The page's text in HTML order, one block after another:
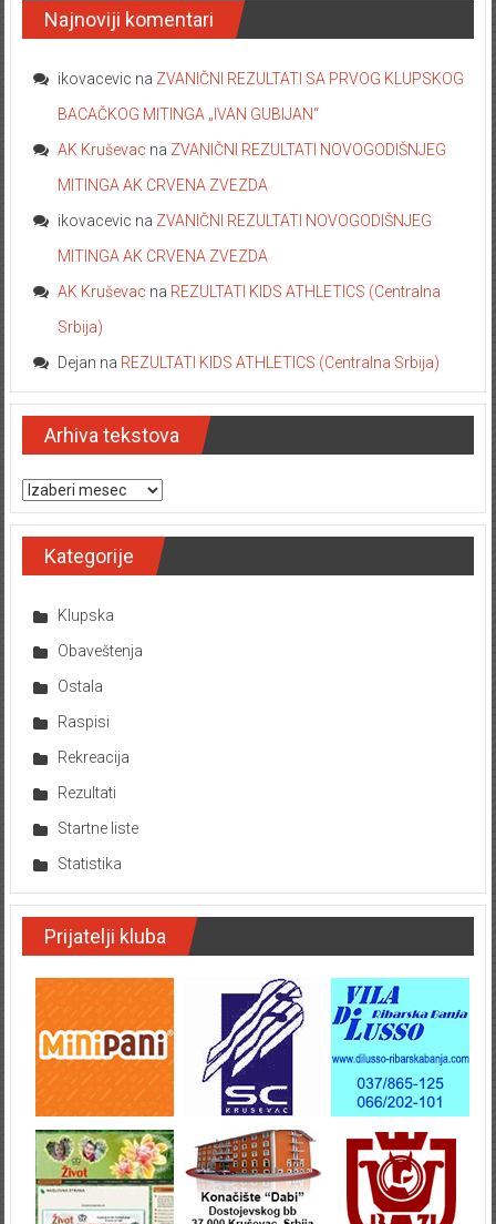
Najnoviji komentari
ikovacevic na ZVANIČNI REZULTATI SA PRVOG KLUPSKOG
BACAČKOG MITINGA „IVAN GUBIJAN“
AK Kruševac na ZVANIČNI REZULTATI NOVOGODIŠNJEG
MITINGA AK CRVENA ZVEZDA
ikovacevic na ZVANIČNI REZULTATI NOVOGODIŠNJEG
MITINGA AK CRVENA ZVEZDA
AK Kruševac na REZULTATI KIDS ATHLETICS (Centralna
Srbija)
Dejan na REZULTATI KIDS ATHLETICS (Centralna Srbija)
Arhiva tekstova
Arhiva tekstova
Kategorije
Klupska
Obaveštenja
Ostala
Raspisi
Rekreacija
Rezultati
Startne liste
Statistika
Prijatelji kluba